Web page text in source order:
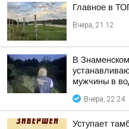
Главное в
Вчера, 21:12
В
мужчины в
Вчера, 22:24
Уступает